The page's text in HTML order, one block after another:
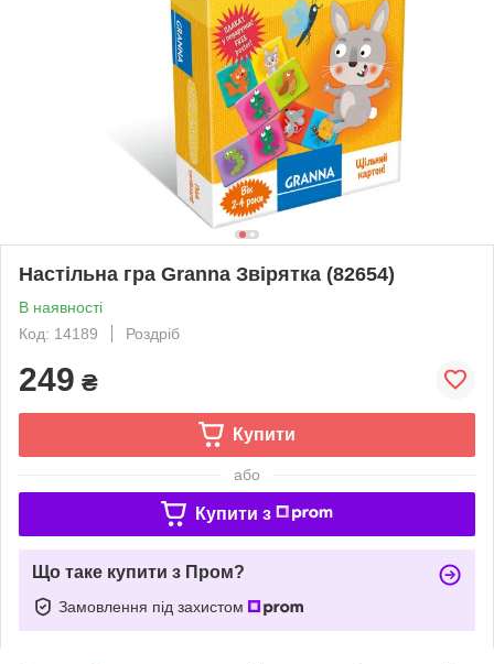
Настільна гра Granna Звірятка (82654)
В наявності
Код: 14189
Роздріб
249 ₴
Купити
або
Купити з
Що таке купити з Пром?
Замовлення під захистом